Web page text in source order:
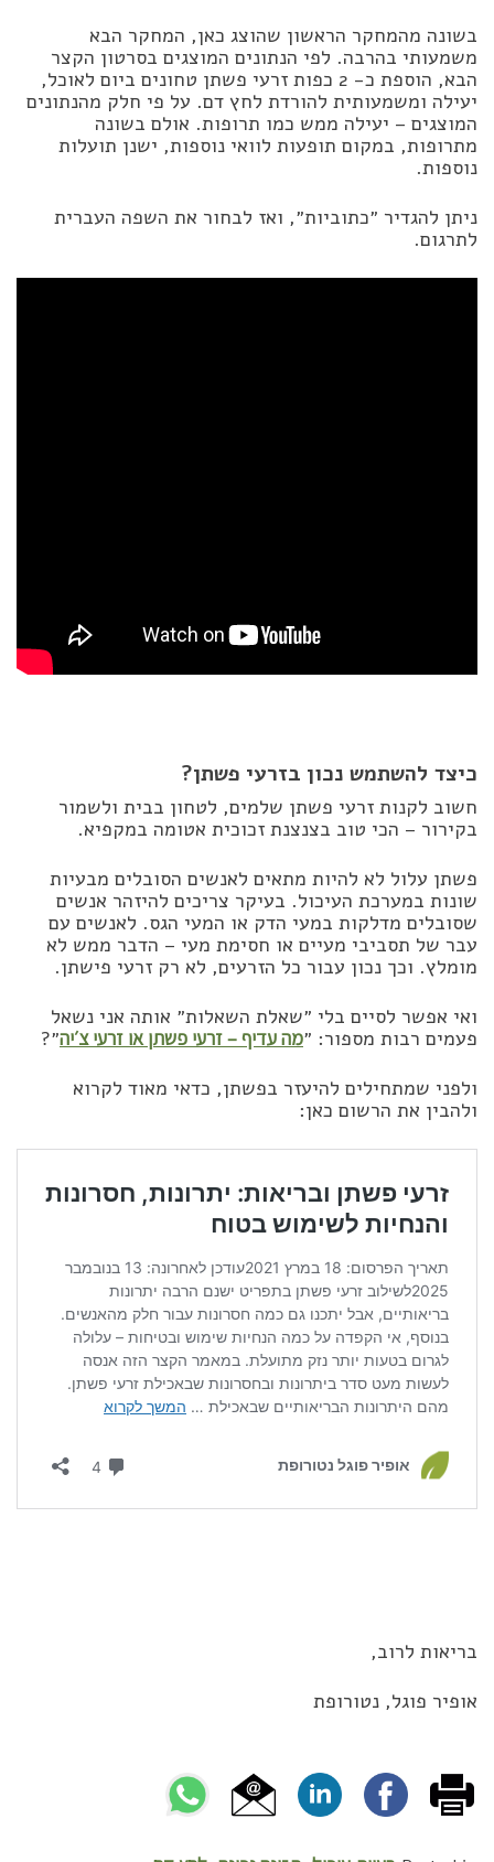
בשונה מהמחקר הראשון שהוצג כאן, המחקר הבא
משמעותי בהרבה. לפי הנתונים המוצגים בסרטון הקצר
הבא, הוספת כ- 2 כפות זרעי פשתן טחונים ביום לאוכל,
יעילה ומשמעותית להורדת לחץ דם. על פי חלק מהנתונים
המוצגים – יעילה ממש כמו תרופות. אולם בשונה
מתרופות, במקום תופעות לוואי נוספות, ישנן תועלות
נוספות.
ניתן להגדיר ״כתוביות״, ואז לבחור את השפה העברית
לתרגום.
כיצד להשתמש נכון בזרעי פשתן?
חשוב לקנות זרעי פשתן שלמים, לטחון בבית ולשמור
בקירור – הכי טוב בצנצנת זכוכית אטומה במקפיא.
פשתן עלול לא להיות מתאים לאנשים הסובלים מבעיות
שונות במערכת העיכול. בעיקר צריכים להיזהר אנשים
שסובלים מדלקות במעי הדק או המעי הגס. לאנשים עם
עבר של תסביבי מעיים או חסימת מעי – הדבר ממש לא
מומלץ. וכך נכון עבור כל הזרעים, לא רק זרעי פישתן.
ואי אפשר לסיים בלי ״שאלת השאלות״ אותה אני נשאל
פעמים רבות מספור: ״מה עדיף – זרעי פשתן או זרעי צ׳יה״?
ולפני שמתחילים להיעזר בפשתן, כדאי מאוד לקרוא
ולהבין את הרשום כאן:
בריאות לרוב,
אופיר פוגל, נטורופת